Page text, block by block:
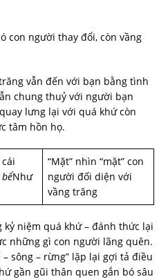
con người thay đổi, còn vầng
vẫn đến với bạn bằng tình
chung thuỷ với người bạn
lưng lại với quá khứ còn
tâm hồn họ.
cái
bểNhư
“Mặt” nhìn “mặt” con
người đối diện với
vầng trăng
niệm quá khứ – đánh thức lại
những gì con người lãng quên.
sông – rừng” lặp lại gợi tả điều
gần gũi thân quen gắn bó sâu